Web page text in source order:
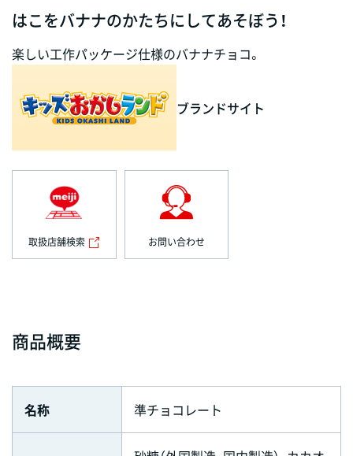
はこをバナナのかたちにしてあそぼう！
楽しい工作パッケージ仕様のバナナチョコ。
ブランドサイト
取扱店舗検索 お問い合わせ
商品概要
名称 準チョコレート